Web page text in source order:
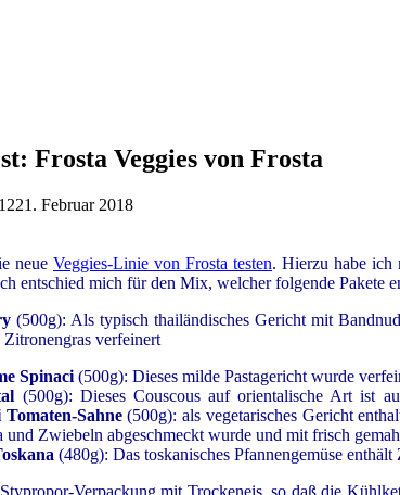
Frosta Veggies von Frosta
21. Februar 2018
neue Veggies-Linie von Frosta testen. Hierzu habe ich
entschied mich für den Mix, welcher folgende Pakete
(500g): Als typisch thailändisches Gericht mit
verfeinert
Spinaci (500g): Dieses milde Pastagericht wurde
(500g): Dieses Couscous auf orientalische Art ist
Sahne(500g): als vegetarisches Gericht
Zwiebeln abgeschmeckt wurde und mit frisch
kana (480g): Das toskanisches Pfannengemüse
Verpackung mit Trockeneis, so daß die